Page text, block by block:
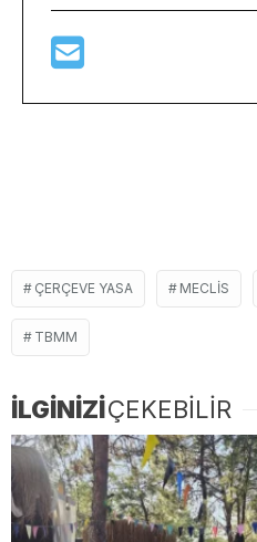
ÇERÇEVE YASA MECLIS
TBMM
İLGİNİZİÇEKEBİLİR